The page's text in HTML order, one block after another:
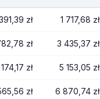
zł 1 717,68 zł
zł 3 435,37 zł
zł 5 153,05 zł
zł 6 870,74 zł